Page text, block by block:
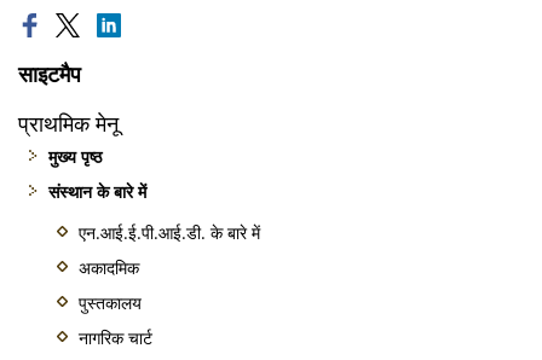
साइटमैप
प्राथमिक मेनू
मुख्य पृष्ठ
संस्थान के बारे में
एन.आई.ई.पी.आई.डी. के बारे में
अकादमिक
पुस्तकालय
नागरिक चार्ट